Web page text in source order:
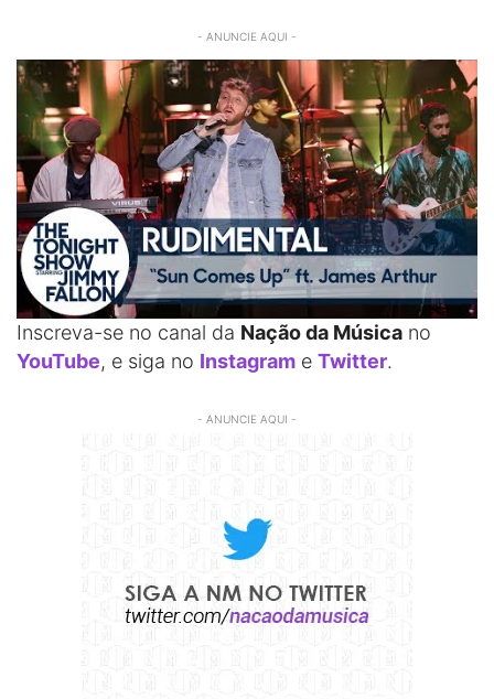
- ANUNCIE AQUI -
Inscreva-se no canal da Nação da Música no
YouTube, e siga no Instagram e Twitter.
- ANUNCIE AQUI -